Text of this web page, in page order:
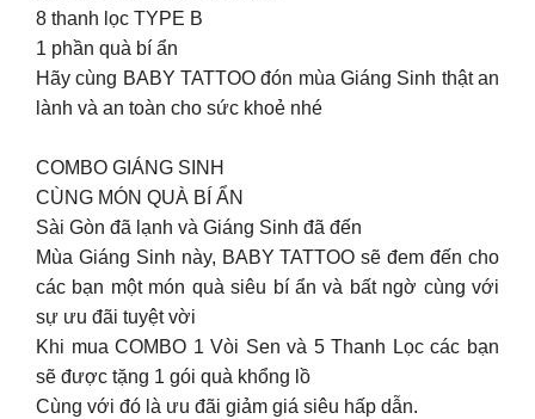
8 thanh lọc TYPE B
1 phần quà bí ẩn
Hãy cùng BABY TATTOO đón mùa Giáng Sinh thật an
lành và an toàn cho sức khoẻ nhé
COMBO GIÁNG SINH
CÙNG MÓN QUÀ BÍ ẨN
Sài Gòn đã lạnh và Giáng Sinh đã đến
Mùa Giáng Sinh này, BABY TATTOO sẽ đem đến cho
các bạn một món quà siêu bí ẩn và bất ngờ cùng với
sự ưu đãi tuyệt vời
Khi mua COMBO 1 Vòi Sen và 5 Thanh Lọc các bạn
sẽ được tặng 1 gói quà khổng lồ
Cùng với đó là ưu đãi giảm giá siêu hấp dẫn.